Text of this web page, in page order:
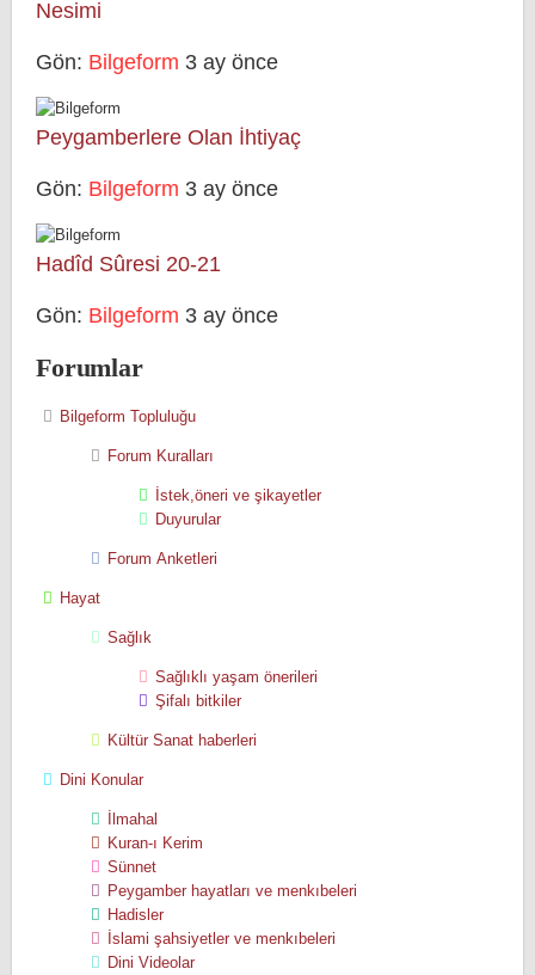
Nesimi
Gön: Bilgeform 3 ay önce
Peygamberlere Olan İhtiyaç
Gön: Bilgeform 3 ay önce
Hadîd Sûresi 20-21
Gön: Bilgeform 3 ay önce
Forumlar
Bilgeform Topluluğu
Forum Kuralları
İstek,öneri ve şikayetler
Duyurular
Forum Anketleri
Hayat
Sağlık
Sağlıklı yaşam önerileri
Şifalı bitkiler
Kültür Sanat haberleri
Dini Konular
İlmahal
Kuran-ı Kerim
Sünnet
Peygamber hayatları ve menkıbeleri
Hadisler
İslami şahsiyetler ve menkıbeleri
Dini Videolar